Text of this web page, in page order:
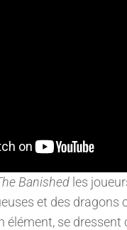
Banished les
et des dragons
élément, se